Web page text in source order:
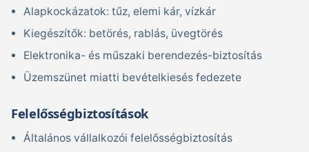
Alapkockázatok: tűz, elemi kár, vízkár
Kiegészítők: betörés, rablás, üvegtörés
Elektronika- és műszaki berendezés-biztosítás
Üzemszünet miatti bevételkiesés fedezete
Felelősségbiztosítások
Általános vállalkozói felelősségbiztosítás